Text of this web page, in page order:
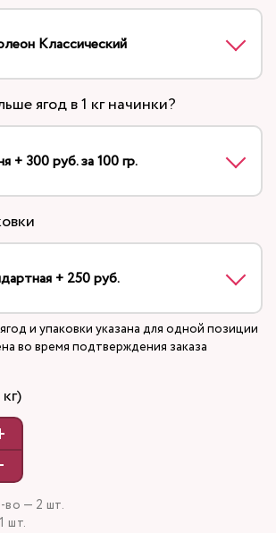
Классический
ягод в 1 кг начинки?
+ 300 руб. за 100 гр.
+ 250 руб.
и упаковки указана для одной позиции
во время подтверждения заказа
— 2 шт.
шт.